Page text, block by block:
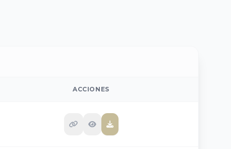
ACCIONES